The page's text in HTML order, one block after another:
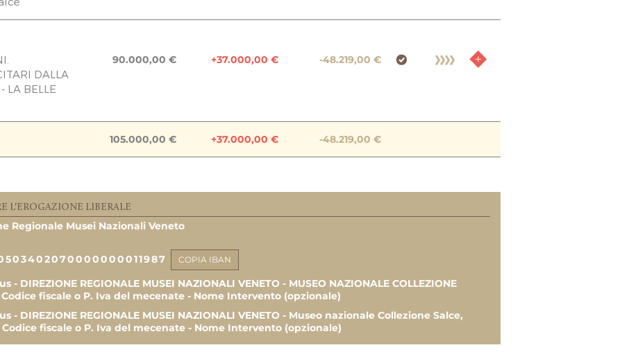
fondi
DELLE
DALLA
LA BELLE
90.000,00 € +37.000,00 € -48.219,00 €
Lavori
COOP. 1.000,00 €
1.000,00 €
5.000,00 €
105.000,00 € +37.000,00 € -48.219,00 €
L'EROGAZIONE LIBERALE
Regionale Musei Nazionali Veneto
COPIA IBAN
- DIREZIONE REGIONALE MUSEI NAZIONALI VENETO - MUSEO NAZIONALE COLLEZIONE
Codice fiscale o P. Iva del mecenate - Nome Intervento (opzionale)
- DIREZIONE REGIONALE MUSEI NAZIONALI VENETO - Museo nazionale Collezione Salce,
Codice fiscale o P. Iva del mecenate - Nome Intervento (opzionale)